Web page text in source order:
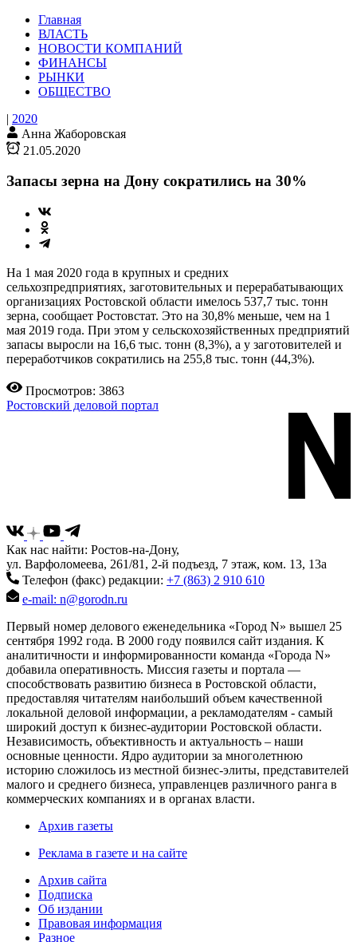
Главная
ВЛАСТЬ
НОВОСТИ КОМПАНИЙ
ФИНАНСЫ
РЫНКИ
ОБЩЕСТВО
| 2020
Анна Жаборовская
21.05.2020
Запасы зерна на Дону сократились на 30%
На 1 мая 2020 года в крупных и средних
сельхозпредприятиях, заготовительных и перерабатывающих
организациях Ростовской области имелось 537,7 тыс. тонн
зерна, сообщает Ростовстат. Это на 30,8% меньше, чем на 1
мая 2019 года. При этом у сельскохозяйственных предприятий
запасы выросли на 16,6 тыс. тонн (8,3%), а у заготовителей и
переработчиков сократились на 255,8 тыс. тонн (44,3%).
Просмотров: 3863
Ростовский деловой портал
Как нас найти: Ростов-на-Дону,
ул. Варфоломеева, 261/81, 2-й подъезд, 7 этаж, ком. 13, 13а
Телефон (факс) редакции: +7 (863) 2 910 610
e-mail: n@gorodn.ru
Первый номер делового еженедельника «Город N» вышел 25
сентября 1992 года. В 2000 году появился сайт издания. К
аналитичности и информированности команда «Города N»
добавила оперативность. Миссия газеты и портала —
способствовать развитию бизнеса в Ростовской области,
предоставляя читателям наибольший объем качественной
локальной деловой информации, а рекламодателям - самый
широкий доступ к бизнес-аудитории Ростовской области.
Независимость, объективность и актуальность – наши
основные ценности. Ядро аудитории за многолетнюю
историю сложилось из местной бизнес-элиты, представителей
малого и среднего бизнеса, управленцев различного ранга в
коммерческих компаниях и в органах власти.
Архив газеты
Реклама в газете и на сайте
Архив сайта
Подписка
Об издании
Правовая информация
Разное